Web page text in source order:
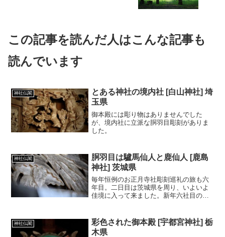
この記事を読んだ人はこんな記事も
読んでいます
神社仏閣
とある神社の境内社 [白山神社] 埼
玉県
御本殿には彫り物はありませんでした
が、境内社に立派な胴羽目彫刻がありま
した。
神社仏閣
胴羽目は驢馬仙人と鹿仙人 [鹿島
神社] 茨城県
毎年恒例のお正月寺社彫刻巡礼の旅も六
年目。二日目は茨城県を周り、いよいよ
佳境に入って来ました。新年六社目の常
神社仏閣
彩色された御本殿 [宇都宮神社] 栃
木県